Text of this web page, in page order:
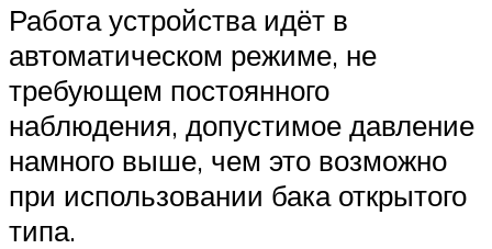
Работа устройства идёт в
автоматическом режиме, не
требующем постоянного
наблюдения, допустимое давление
намного выше, чем это возможно
при использовании бака открытого
типа.